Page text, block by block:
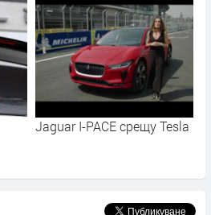
Jaguar I-PACE срещу Tesla